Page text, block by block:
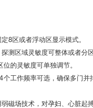
定8区或者浮动区显示模式。
探测区域灵敏度可整体或者分
的灵敏度可单独调节。
个工作频率可选，确保多门并
弱磁场技术，对孕妇、心脏起